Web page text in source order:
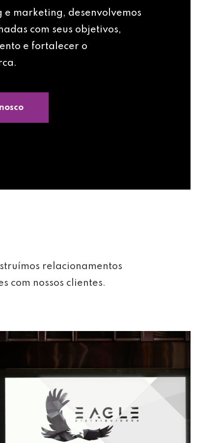
marketing, desenvolvemos
com seus objetivos,
e fortalecer o
relacionamentos
com nossos clientes.